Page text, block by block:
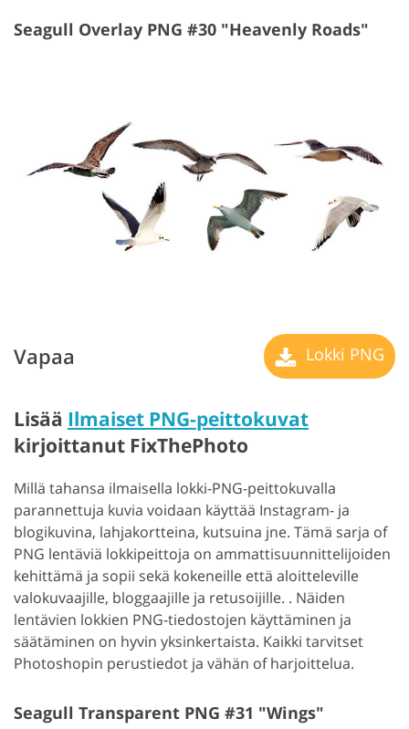
Seagull Overlay PNG #30 "Heavenly Roads"
Vapaa Lokki PNG
Lisää Ilmaiset PNG-peittokuvat
kirjoittanut FixThePhoto
Millä tahansa ilmaisella lokki-PNG-peittokuvalla
parannettuja kuvia voidaan käyttää Instagram- ja
blogikuvina, lahjakortteina, kutsuina jne. Tämä sarja of
PNG lentäviä lokkipeittoja on ammattisuunnittelijoiden
kehittämä ja sopii sekä kokeneille että aloitteleville
valokuvaajille, bloggaajille ja retusoijille. . Näiden
lentävien lokkien PNG-tiedostojen käyttäminen ja
säätäminen on hyvin yksinkertaista. Kaikki tarvitset
Photoshopin perustiedot ja vähän of harjoittelua.
Seagull Transparent PNG #31 "Wings"